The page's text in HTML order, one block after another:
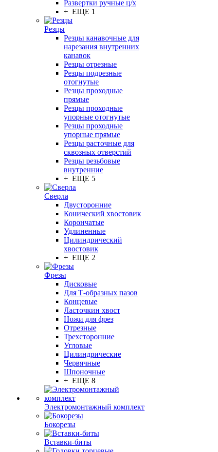
Развертки ручные ц/х
+ ЕЩЕ 1
Резцы
Резцы канавочные для
нарезания внутренних
канавок
Резцы отрезные
Резцы подрезные
отогнутые
Резцы проходные
прямые
Резцы проходные
упорные отогнутые
Резцы проходные
упорные прямые
Резцы расточные для
сквозных отверстий
Резцы резьбовые
внутренние
+ ЕЩЕ 5
Сверла
Двусторонние
Конический хвостовик
Корончатые
Удлиненные
Цилиндрический
хвостовик
+ ЕЩЕ 2
Фрезы
Дисковые
Для Т-образных пазов
Концевые
Ласточкин хвост
Ножи для фрез
Отрезные
Трехсторонние
Угловые
Цилиндрические
Червячные
Шпоночные
+ ЕЩЕ 8
Электромонтажный комплект
Бокорезы
Вставки-биты